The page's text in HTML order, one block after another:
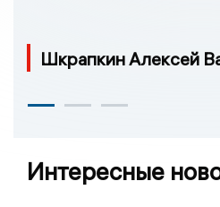
Шкрапкин Алексей
Интересные